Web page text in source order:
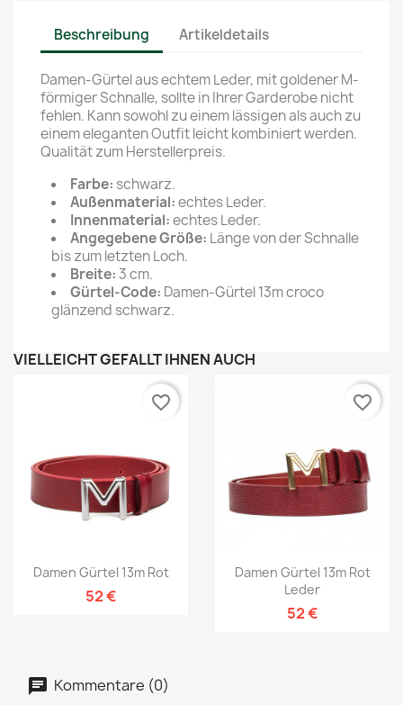
Beschreibung Artikeldetails
Damen-Gürtel aus echtem Leder, mit goldener M-
förmiger Schnalle, sollte in Ihrer Garderobe nicht
fehlen. Kann sowohl zu einem lässigen als auch zu
einem eleganten Outfit leicht kombiniert werden.
Qualität zum Herstellerpreis.
Farbe: schwarz.
Außenmaterial:echtes Leder.
Innenmaterial:echtes Leder.
Angegebene Größe: Länge von der Schnalle
bis zum letzten Loch.
Breite:3 cm.
Gürtel-Code: Damen-Gürtel 13m croco
glänzend schwarz.
VIELLEICHT GEFÄLLT IHNEN AUCH
Damen Gürtel 13m Rot
52 €
favorite_border
Damen Gürtel 13m Rot
Leder
52 €
favorite_border
Kommentare (0)